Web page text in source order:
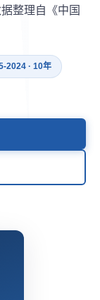
整理自《中国
2024 · 10年